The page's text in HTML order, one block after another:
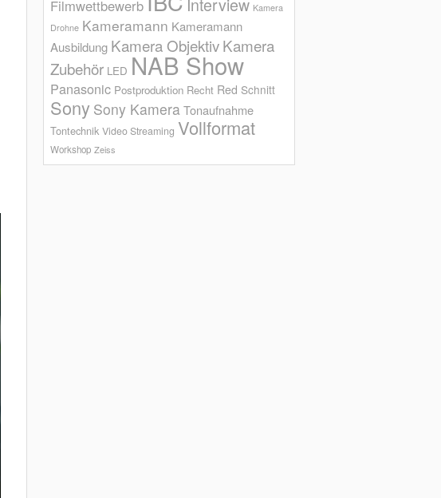
Filmwettbewerb Interview Kamera
Drohne Kameramann Kameramann
Ausbildung Kamera ObjektivKamera
Zubehör LED NAB Show
Panasonic Postproduktion Recht Red Schnitt
Sony Sony KameraTonaufnahme
Tontechnik Video Streaming Vollformat
Workshop Zeiss